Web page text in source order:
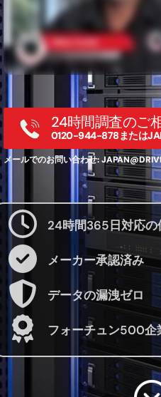
24時間調査のご
0120-944-878または
メールでのお問い合わせ:
24時間365日対応の
メーカー承認済み
データの漏洩ゼロ
フォーチュン500企